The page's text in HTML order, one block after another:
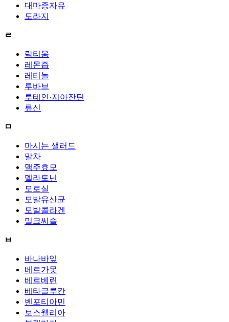
대마종자유
도라지
ㄹ
락티움
레몬즙
레티놀
루바브
루테인·지아잔틴
류신
ㅁ
마시는 샐러드
말차
맥주효모
멜라토닌
모로실
모발유산균
모발콜라겐
밀크씨슬
ㅂ
바나바잎
베르가못
베르베린
베타글루칸
벤포티아민
보스웰리아